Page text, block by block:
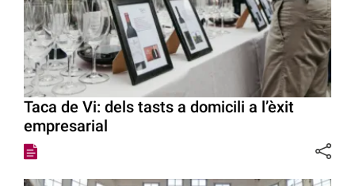
Taca de Vi: dels tasts a domicili a l’èxit
empresarial